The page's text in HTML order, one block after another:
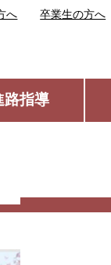
路指導
へ 卒業生の方へ